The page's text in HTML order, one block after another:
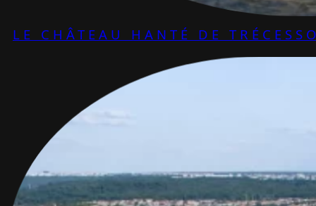
LE CHÂTEAU HANTÉ DE